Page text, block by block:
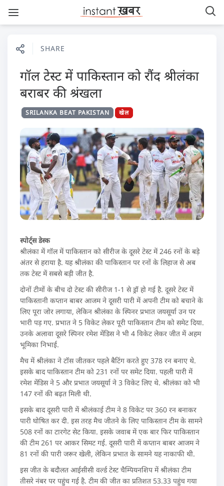
SHARE
गॉल टेस्ट में पाकिस्तान को रौंद श्रीलंका
बराबर की श्रंखला
SRILANKA BEAT PAKISTAN खेल
स्पोर्ट्स डेस्क
श्रीलंका में गॉल में पाकिस्तान को सीरीज के दूसरे टेस्ट में 246 रनों के बड़े
अंतर से हराया है. यह श्रीलंका की पाकिस्तान पर रनों के लिहाज से अब
तक टेस्ट में सबसे बड़ी जीत है.
दोनों टीमों के बीच दो टेस्ट की सीरीज 1-1 से ड्रॉ हो गई है. दूसरे टेस्ट में
पाकिस्तानी कप्तान बाबर आजम ने दूसरी पारी में अपनी टीम को बचाने के
लिए पूरा जोर लगाया, लेकिन श्रीलंका के स्पिनर प्रभात जयसूर्या उन पर
भारी पड़ गए. प्रभात ने 5 विकेट लेकर पूरी पाकिस्तान टीम को समेट दिया.
उनके अलावा दूसरे स्पिनर रमेश मेंडिस ने भी 4 विकेट लेकर जीत में अहम
भूमिका निभाई.
मैच में श्रीलंका ने टॉस जीतकर पहले बैटिंग करते हुए 378 रन बनाए थे.
इसके बाद पाकिस्तान टीम को 231 रनों पर समेट दिया. पहली पारी में
रमेश मेंडिस ने 5 और प्रभात जयसूर्या ने 3 विकेट लिए थे. श्रीलंका को भी
147 रनों की बढ़त मिली थी.
इसके बाद दूसरी पारी में श्रीलंकाई टीम ने 8 विकेट पर 360 रन बनाकर
पारी घोषित कर दी. इस तरह मैच जीतने के लिए पाकिस्तान टीम के सामने
508 रनों का टारगेट सेट किया. इसके जवाब में एक बार फिर पाकिस्तान
की टीम 261 पर आकर सिमट गई. दूसरी पारी में कप्तान बाबर आजम ने
81 रनों की पारी जरूर खेली, लेकिन प्रभात के सामने यह नाकाफी थी.
इस जीत के बदौलत आईसीसी वर्ल्ड टेस्ट चैम्पियनशिप में श्रीलंका टीम
तीसरे नंबर पर पहुंच गई है. टीम की जीत का प्रतिशत 53.33 पहुंच गया